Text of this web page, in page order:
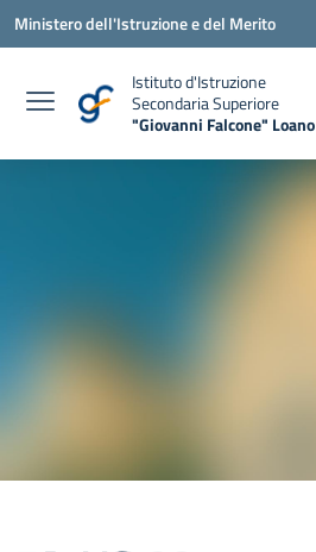
Vai ai contenuti
Vai al menu di navigazione
Vai al footer
Ministero dell'Istruzione e del Merito
Istituto d'Istruzione
Secondaria Superiore
"Giovanni Falcone" Loano